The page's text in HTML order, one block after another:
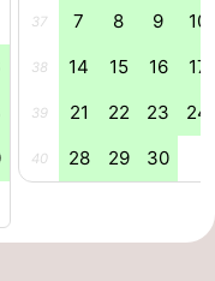
37 7 8 9 10
38 14 15 16 17
39 21 22 23 24
40 28 29 30